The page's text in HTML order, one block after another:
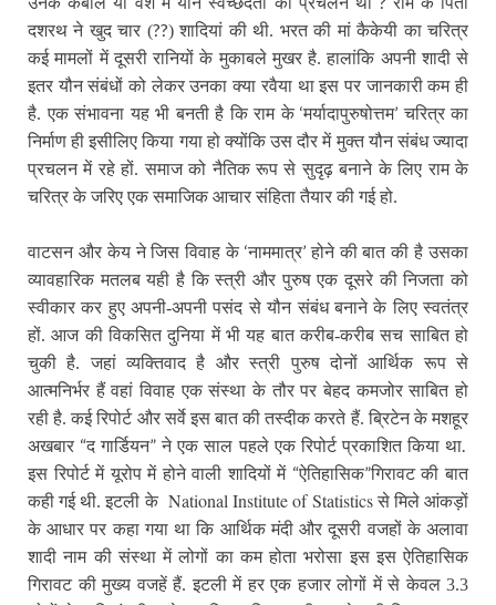
दशरथ ने खुद चार (??) शादियां की थी. भरत की मां कैकेयी का चरित्र
कई मामलों में दूसरी रानियों के मुकाबले मुखर है. हालांकि अपनी शादी से
इतर यौन संबंधों को लेकर उनका क्या रवैया था इस पर जानकारी कम ही
है. एक संभावना यह भी बनती है कि राम के ‘मर्यादापुरुषोत्तम’ चरित्र का
निर्माण ही इसीलिए किया गया हो क्योंकि उस दौर में मुक्त यौन संबंध ज्यादा
प्रचलन में रहे हों. समाज को नैतिक रूप से सुदृढ़ बनाने के लिए राम के
चरित्र के जरिए एक समाजिक आचार संहिता तैयार की गई हो.
वाटसन और केय ने जिस विवाह के ‘नाममात्र’होने की बात की है उसका
व्यावहारिक मतलब यही है कि स्त्री और पुरुष एक दूसरे की निजता को
स्वीकार कर हुए अपनी-अपनी पसंद से यौन संबंध बनाने के लिए स्वतंत्र
हों. आज की विकसित दुनिया में भी यह बात करीब-करीब सच साबित हो
चुकी है. जहां व्यक्तिवाद है और स्त्री पुरुष दोनों आर्थिक रूप से
आत्मनिर्भर हैं वहां विवाह एक संस्था के तौर पर बेहद कमजोर साबित हो
रही है. कई रिपोर्ट और सर्वे इस बात की तस्दीक करते हैं. ब्रिटेन के मशहूर
अखबार “द गार्डियन” ने एक साल पहले एक रिपोर्ट प्रकाशित किया था.
इस रिपोर्ट में यूरोप में होने वाली शादियों में “ऐतिहासिक”गिरावट की बात
कही गई थी. इटली के National Institute of Statisticsसे मिले आंकड़ों
के आधार पर कहा गया था कि आर्थिक मंदी और दूसरी वजहों के अलावा
शादी नाम की संस्था में लोगों का कम होता भरोसा इस इस ऐतिहासिक
गिरावट की मुख्य वजहें हैं. इटली में हर एक हजार लोगों में से केवल 3.3